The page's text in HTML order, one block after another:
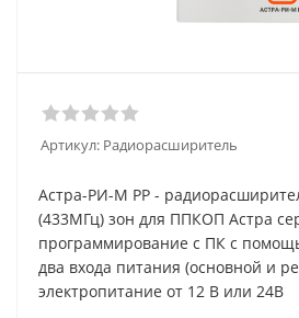
Артикул: Радиорасширитель
Астра-РИ-М РР -
(433МГц) зон для ППКОП Астра
программирование с ПК с
два входа питания (основной и
электропитание от 12 В или 24В